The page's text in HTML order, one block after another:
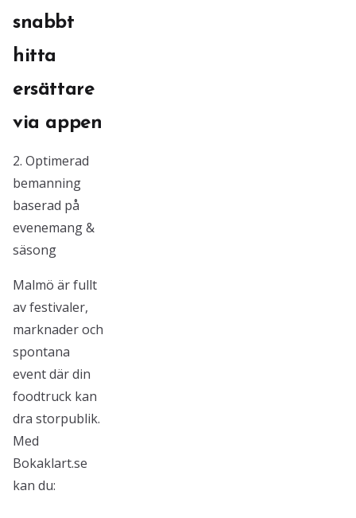
snabbt
hitta
ersättare
via appen
2. Optimerad
bemanning
baserad på
evenemang &
säsong
Malmö är fullt
av festivaler,
marknader och
spontana
event där din
foodtruck kan
dra storpublik.
Med
Bokaklart.se
kan du: